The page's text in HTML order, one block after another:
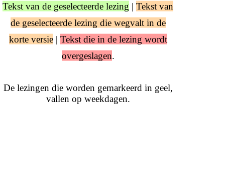
Tekst van de geselecteerde lezing | Tekst van
de geselecteerde lezing die wegvalt in de
korte versie| Tekst die in de lezing wordt
overgeslagen.
De lezingen die worden gemarkeerd in geel,
vallen op weekdagen.